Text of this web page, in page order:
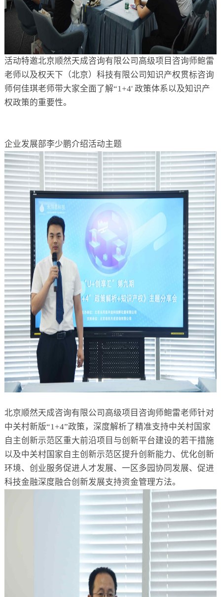
活动特邀北京顺然天成咨询有限公司高级项目咨询师鲍雷
老师以及权天下（北京）科技有限公司知识产权贯标咨询
师何佳琪老师带大家全面了解“1+4' 政策体系以及知识产
权政策的重要性。
企业发展部李少鹏介绍活动主题
北京顺然天成咨询有限公司高级项目咨询师鲍雷老师针对
中关村新版“1+4”政策，深度解析了精准支持中关村国家
自主创新示范区重大前沿项目与创新平台建设的若干措施
以及中关村国家自主创新示范区提升创新能力、优化创新
环境、创业服务促进人才发展、一区多园协同发展、促进
科技金融深度融合创新发展支持资金管理方法。